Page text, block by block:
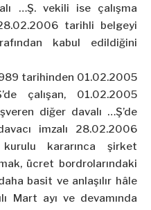
…Ş. vekili ise çalışma
tarihli belgeyi
kabul edildiğini
tarihinden 01.02.2005
çalışan, 01.02.2005
diğer davalı …Ş’de
imzalı 28.02.2006
kararınca şirket
ücret bordrolarındaki
basit ve anlaşılır hâle
Mart ayı ve devamında